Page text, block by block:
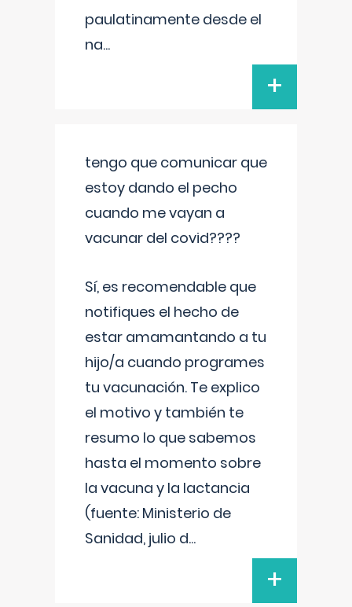
paulatinamente desde el
na...
+
tengo que comunicar que
estoy dando el pecho
cuando me vayan a
vacunar del covid????
Sí, es recomendable que
notifiques el hecho de
estar amamantando a tu
hijo/a cuando programes
tu vacunación. Te explico
el motivo y también te
resumo lo que sabemos
hasta el momento sobre
la vacuna y la lactancia
(fuente: Ministerio de
Sanidad, julio d...
+